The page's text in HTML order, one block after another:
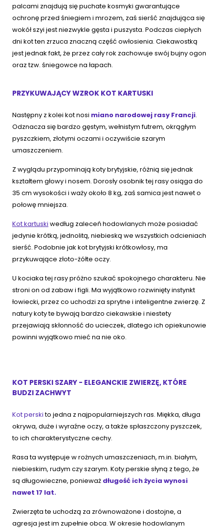
palcami znajdują się puchate kosmyki gwarantujące
ochronę przed śniegiem i mrozem, zaś sierść znajdująca się
wokół szyi jest niezwykle gęsta i puszysta. Podczas ciepłych
dni kot ten zrzuca znaczną część owłosienia. Ciekawostką
jest jednak fakt, że przez cały rok zachowuje swój bujny ogon
oraz tzw. śniegowce na łapach.
PRZYKUWAJĄCY WZROK KOT KARTUSKI
Następny z kolei kot nosi miano narodowej rasy Francji.
Odznacza się bardzo gęstym, wełnistym futrem, okrągłym
pyszczkiem, złotymi oczami i oczywiście szarym
umaszczeniem.
Z wyglądu przypominają koty brytyjskie, różnią się jednak
kształtem głowy i nosem. Dorosły osobnik tej rasy osiąga do
35 cm wysokości i waży około 8 kg, zaś samica jest nawet o
połowę mniejsza.
Kot kartuski według zaleceń hodowlanych może posiadać
jedynie krótką, jednolitą, niebieską we wszystkich odcieniach
sierść. Podobnie jak kot brytyjski krótkowłosy, ma
przykuwające złoto-żółte oczy.
U kociaka tej rasy próżno szukać spokojnego charakteru. Nie
stroni on od zabaw i figli. Ma wyjątkowo rozwinięty instynkt
łowiecki, przez co uchodzi za sprytne i inteligentne zwierzę. Z
natury koty te bywają bardzo ciekawskie i niestety
przejawiają skłonność do ucieczek, dlatego ich opiekunowie
powinni wyjątkowo mieć na nie oko.
KOT PERSKI SZARY - ELEGANCKIE ZWIERZĘ, KTÓRE
BUDZI ZACHWYT
Kot perskito jedna z najpopularniejszych ras. Miękka, długa
okrywa, duże i wyraźne oczy, a także spłaszczony pyszczek,
to ich charakterystyczne cechy.
Rasa ta występuje w rożnych umaszczeniach, m.in. białym,
niebieskim, rudym czy szarym. Koty perskie słyną z tego, że
są długowieczne, ponieważ długość ich życia wynosi
nawet 17 lat.
Zwierzęta te uchodzą za zrównoważone i dostojne, a
agresja jest im zupełnie obca. W okresie hodowlanym